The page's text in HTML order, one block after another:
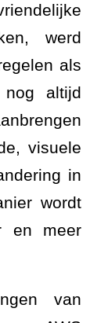
werd
als
altijd
visuele
in
wordt
en meer
van